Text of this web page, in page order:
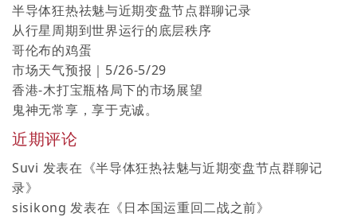
半导体狂热祛魅与近期变盘节点群聊记录
从行星周期到世界运行的底层秩序
哥伦布的鸡蛋
市场天气预报｜5/26-5/29
香港-木打宝瓶格局下的市场展望
鬼神无常享，享于克诚。
近期评论
Suvi 发表在《半导体狂热祛魅与近期变盘节点群聊记
录》
sisikong 发表在《日本国运重回二战之前》